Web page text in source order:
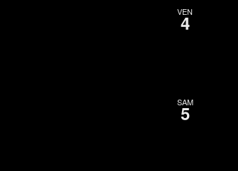
VEN
4
SAM
5